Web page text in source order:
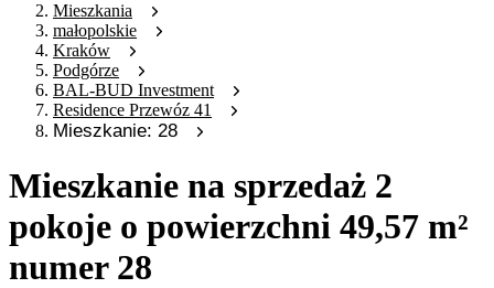
Mieszkania
małopolskie
Kraków
Podgórze
BAL-BUD Investment
Residence Przewóz 41
Mieszkanie: 28
Mieszkanie na sprzedaż 2
pokoje o powierzchni 49,57 m²
numer 28